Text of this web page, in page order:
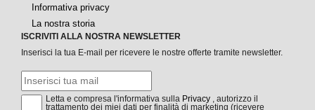
Informativa privacy
La nostra storia
ISCRIVITI ALLA NOSTRA NEWSLETTER
Inserisci la tua E-mail per ricevere le nostre offerte tramite newsletter.
Letta e compresa l'informativa sulla Privacy , autorizzo il
trattamento dei miei dati per finalità di marketing (ricevere